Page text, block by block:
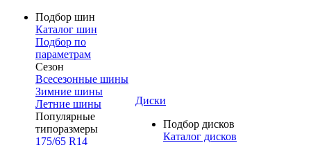
Подбор шин
Каталог шин
Подбор по
параметрам
Сезон
Всесезонные шины
Зимние шины
Летние шины
Популярные
типоразмеры
175/65 R14
Диски
Подбор дисков
Каталог дисков